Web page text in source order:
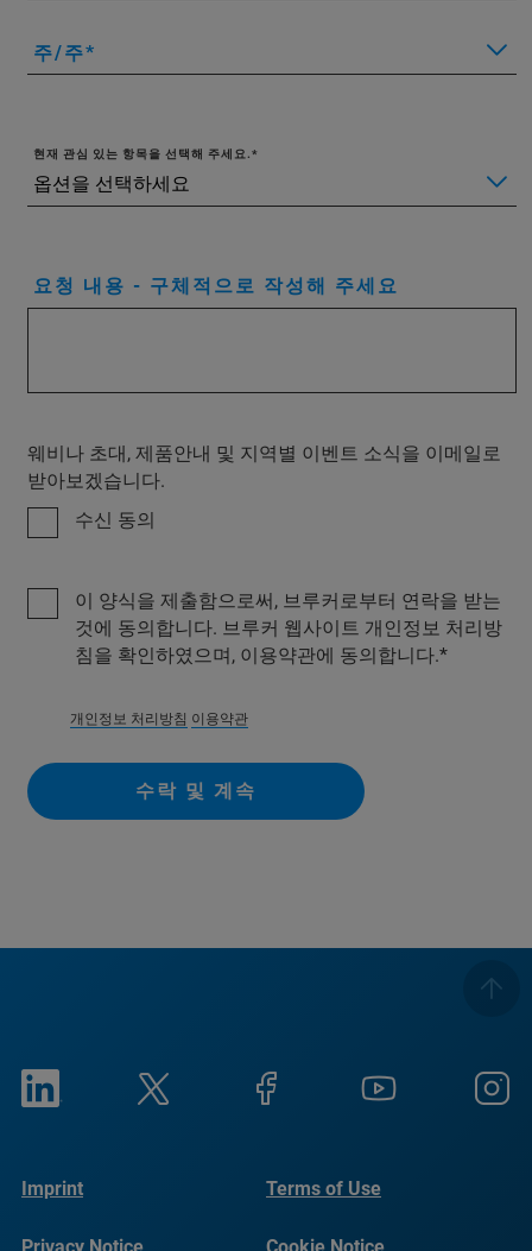
주/주
현재 관심 있는 항목을 선택해 주세요.
요청 내용 - 구체적으로 작성해 주세요
웨비나 초대, 제품안내 및 지역별 이벤트 소식을 이메일로
받아보겠습니다.
수신 동의
이 양식을 제출함으로써, 브루커로부터 연락을 받는
것에 동의합니다. 브루커 웹사이트 개인정보 처리방
침을 확인하였으며, 이용약관에 동의합니다.
개인정보 처리방침 이용약관
수락 및 계속
Imprint Terms of Use